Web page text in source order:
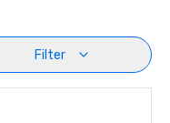
Filter